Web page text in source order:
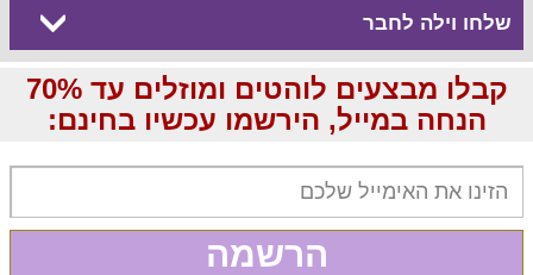
שלחו וילה לחבר
קבלו מבצעים לוהטים ומוזלים עד 70%
הנחה במייל, הירשמו עכשיו בחינם:
הרשמה